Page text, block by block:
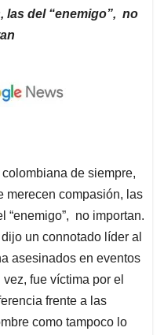
las del “enemigo”, no
de siempre,
merecen compasión, las
“enemigo”, no importan.
un connotado líder al
asesinados en eventos
fue víctima por el
frente a las
como tampoco lo